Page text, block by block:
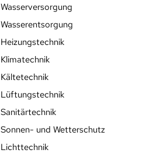
Wasserversorgung
Wasserentsorgung
Heizungstechnik
Klimatechnik
Kältetechnik
Lüftungstechnik
Sanitärtechnik
Sonnen- und Wetterschutz
Lichttechnik